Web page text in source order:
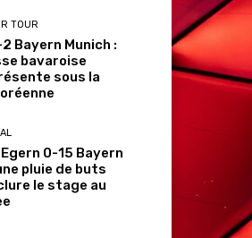
TOUR
2 Bayern Munich :
bavaroise
sous la
0-15 Bayern
pluie de buts
le stage au